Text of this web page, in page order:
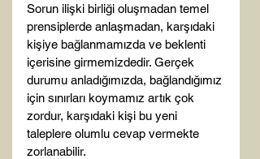
Sorun ilişki birliği oluşmadan temel
prensiplerde anlaşmadan, karşıdaki
kişiye bağlanmamızda ve beklenti
içerisine girmemizdedir. Gerçek
durumu anladığımızda, bağlandığımız
için sınırları koymamız artık çok
zordur, karşıdaki kişi bu yeni
taleplere olumlu cevap vermekte
zorlanabilir.